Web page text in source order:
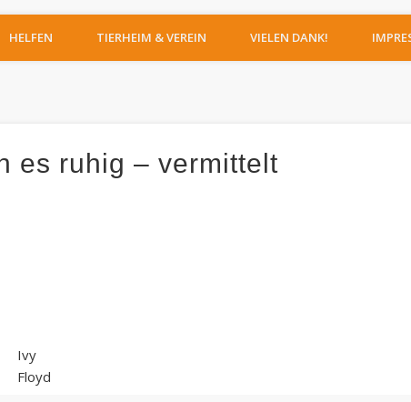
HELFEN TIERHEIM & VEREIN VIELEN DANK!
es ruhig – vermittelt
Ivy
Floyd